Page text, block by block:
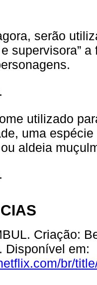
serão
e supervisora”
utilizado
uma
aldeia
Criação:
Disponível em:
br/